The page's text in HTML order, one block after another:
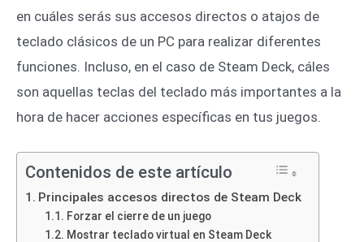
en cuáles serás sus accesos directos o atajos de
teclado clásicos de un PC para realizar diferentes
funciones. Incluso, en el caso de Steam Deck, cáles
son aquellas teclas del teclado más importantes a la
hora de hacer acciones específicas en tus juegos.
Contenidos de este artículo
Principales accesos directos de Steam Deck
Forzar el cierre de un juego
Mostrar teclado virtual en Steam Deck